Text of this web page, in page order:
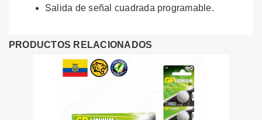
Salida de señal cuadrada programable.
PRODUCTOS RELACIONADOS